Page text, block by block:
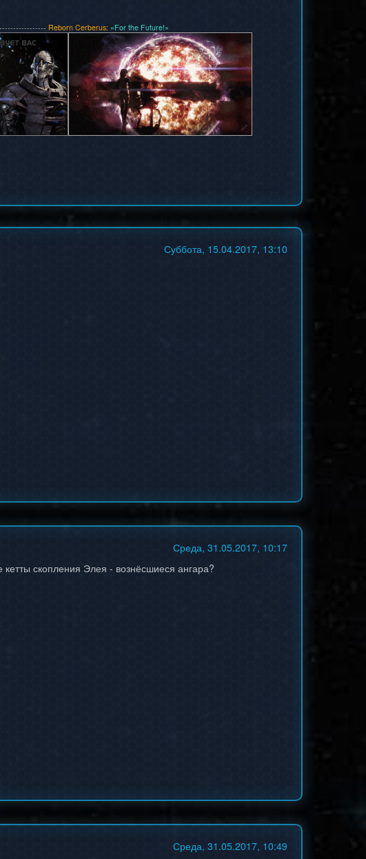
Reborn Cerberus: «For the Future!»
Суббота, 15.04.2017, 13:10
Среда, 31.05.2017, 10:17
скопления Элея - вознёсшиеся ангара?
Среда, 31.05.2017, 10:49